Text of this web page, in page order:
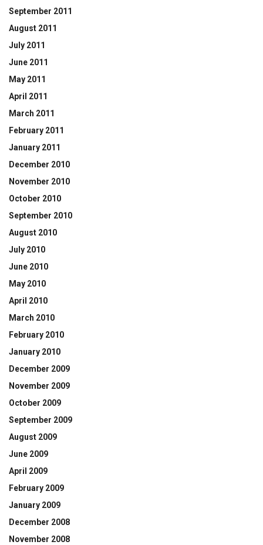
September 2011
August 2011
July 2011
June 2011
May 2011
April 2011
March 2011
February 2011
January 2011
December 2010
November 2010
October 2010
September 2010
August 2010
July 2010
June 2010
May 2010
April 2010
March 2010
February 2010
January 2010
December 2009
November 2009
October 2009
September 2009
August 2009
June 2009
April 2009
February 2009
January 2009
December 2008
November 2008